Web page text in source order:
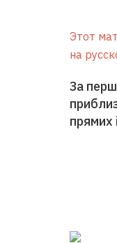
Этот
на
За
прямих